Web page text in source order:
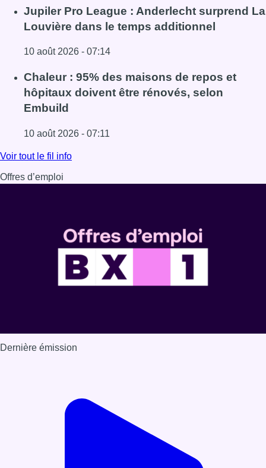
Lire l'article Météo : fraîcheur à la mer et chaleur ailleurs,
Jupiler Pro League : Anderlecht surprend La
Louvière dans le temps additionnel
10 août 2026 - 07:14
Lire l'article Jupiler Pro League : Anderlecht surprend La
Chaleur : 95% des maisons de repos et
hôpitaux doivent être rénovés, selon
Embuild
10 août 2026 - 07:11
Lire l'article Chaleur : 95% des maisons de repos et
Voir tout le fil info
Offres d’emploi
Dernière émission